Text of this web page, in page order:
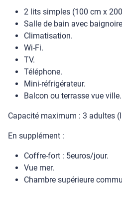
2 lits simples (100 cm x
Salle de bain avec
Climatisation.
Wi-Fi.
TV.
Téléphone.
Mini-réfrigérateur.
Balcon ou terrasse vue ville.
Capacité maximum : 3 adultes
En supplément :
Coffre-fort : 5euros/jour.
Vue mer.
Chambre supérieure